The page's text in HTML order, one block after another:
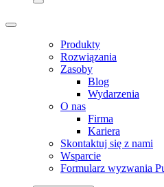
Produkty
Rozwiązania
Zasoby
Blog
Wydarzenia
O nas
Firma
Kariera
Skontaktuj się z nami
Wsparcie
Formularz wyzwania